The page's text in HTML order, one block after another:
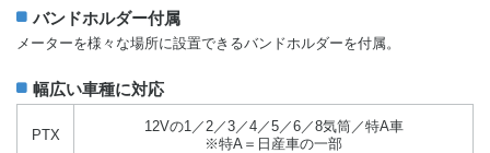
バンドホルダー付属
メーターを様々な場所に設置できるバンドホルダーを付属。
幅広い車種に対応
PTX
12Vの1／2／3／4／5／6／8気筒／特A車
※特A＝日産車の一部